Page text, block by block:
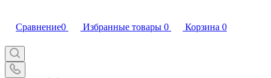
Сравнение0 Избранные товары 0 Корзина 0